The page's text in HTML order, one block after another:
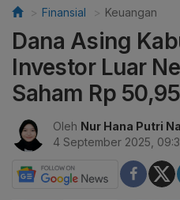
Finansial Keuangan
Dana Asing
Investor Luar
Saham Rp
Oleh Nur Hana Putri
4 September 2025,